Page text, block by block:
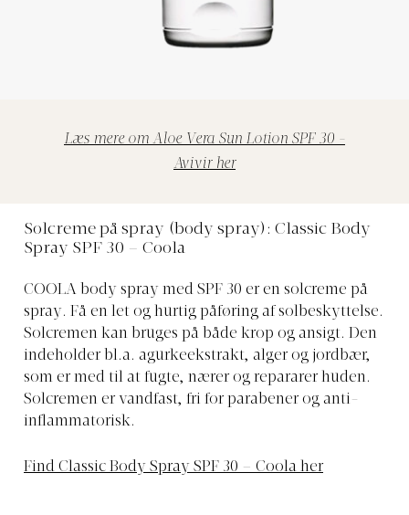
Læs mere om Aloe Vera Sun Lotion SPF 30 -
Avivir her
Solcreme på spray (body spray): Classic Body
Spray SPF 30 – Coola
COOLA body spray med SPF 30 er en solcreme på
spray. Få en let og hurtig påføring af solbeskyttelse.
Solcremen kan bruges på både krop og ansigt. Den
indeholder bl.a. agurkeekstrakt, alger og jordbær,
som er med til at fugte, nærer og repararer huden.
Solcremen er vandfast, fri for parabener og anti-
inflammatorisk.
Find Classic Body Spray SPF 30 – Coola her